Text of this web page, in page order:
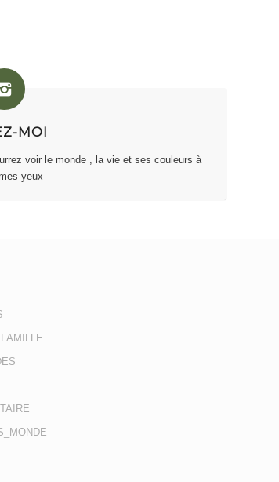
MOI
voir le monde , la vie et ses couleurs à
yeux